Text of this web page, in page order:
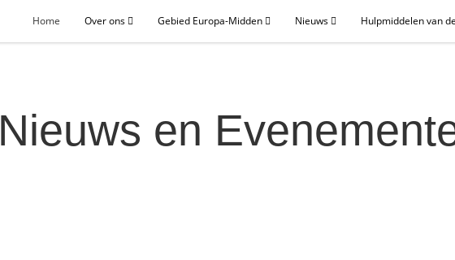
Home Over ons Gebied Europa-Midden Nieuws Hulpmiddelen van
Nieuws en